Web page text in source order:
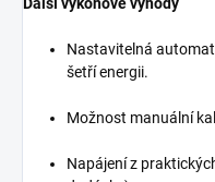
Nastavitelná
šetří energii.
Možnost manuální
Napájení z